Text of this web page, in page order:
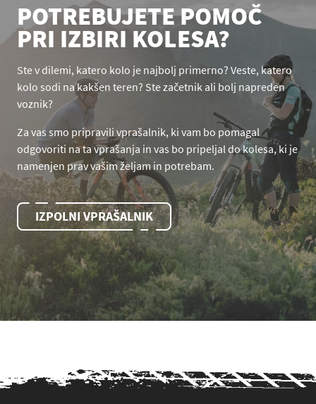
POTREBUJETE POMOČ
PRI IZBIRI KOLESA?
Ste v dilemi, katero kolo je najbolj primerno? Veste, katero
kolo sodi na kakšen teren? Ste začetnik ali bolj napreden
voznik?
Za vas smo pripravili vprašalnik, ki vam bo pomagal
odgovoriti na ta vprašanja in vas bo pripeljal do kolesa, ki je
namenjen prav vašim željam in potrebam.
IZPOLNI VPRAŠALNIK